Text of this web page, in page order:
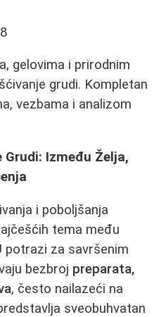
gelovima i prirodnim
grudi. Kompletan
vezbama i analizom
Grudi: Između Želja,
i poboljšanja
tema među
potrazi za savršenim
bezbroj preparata,
, često nailazeći na
sveobuhvatan